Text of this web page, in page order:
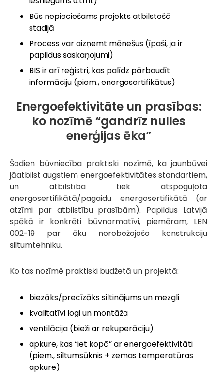
Būs nepieciešams projekts atbilstošā
stadijā
Process var aizņemt mēnešus (īpaši, ja ir
papildus saskaņojumi)
BIS ir arī reģistri, kas palīdz pārbaudīt
informāciju (piem., energosertifikātus)
Energoefektivitāte un prasības:
ko nozīmē “gandrīz nulles
enerģijas ēka”
Šodien būvniecība praktiski nozīmē, ka jaunbūvei
jāatbilst augstiem energoefektivitātes standartiem,
un atbilstība tiek atspoguļota
energosertifikātā/pagaidu energosertifikātā (ar
atzīmi par atbilstību prasībām). Papildus Latvijā
spēkā ir konkrēti būvnormatīvi, piemēram, LBN
002-19 par ēku norobežojošo konstrukciju
siltumtehniku.
Ko tas nozīmē praktiski budžetā un projektā:
biezāks/precīzāks siltinājums un mezgli
kvalitatīvi logi un montāža
ventilācija (bieži ar rekuperāciju)
apkure, kas “iet kopā” ar energoefektivitāti
(piem., siltumsūknis + zemas temperatūras
apkure)